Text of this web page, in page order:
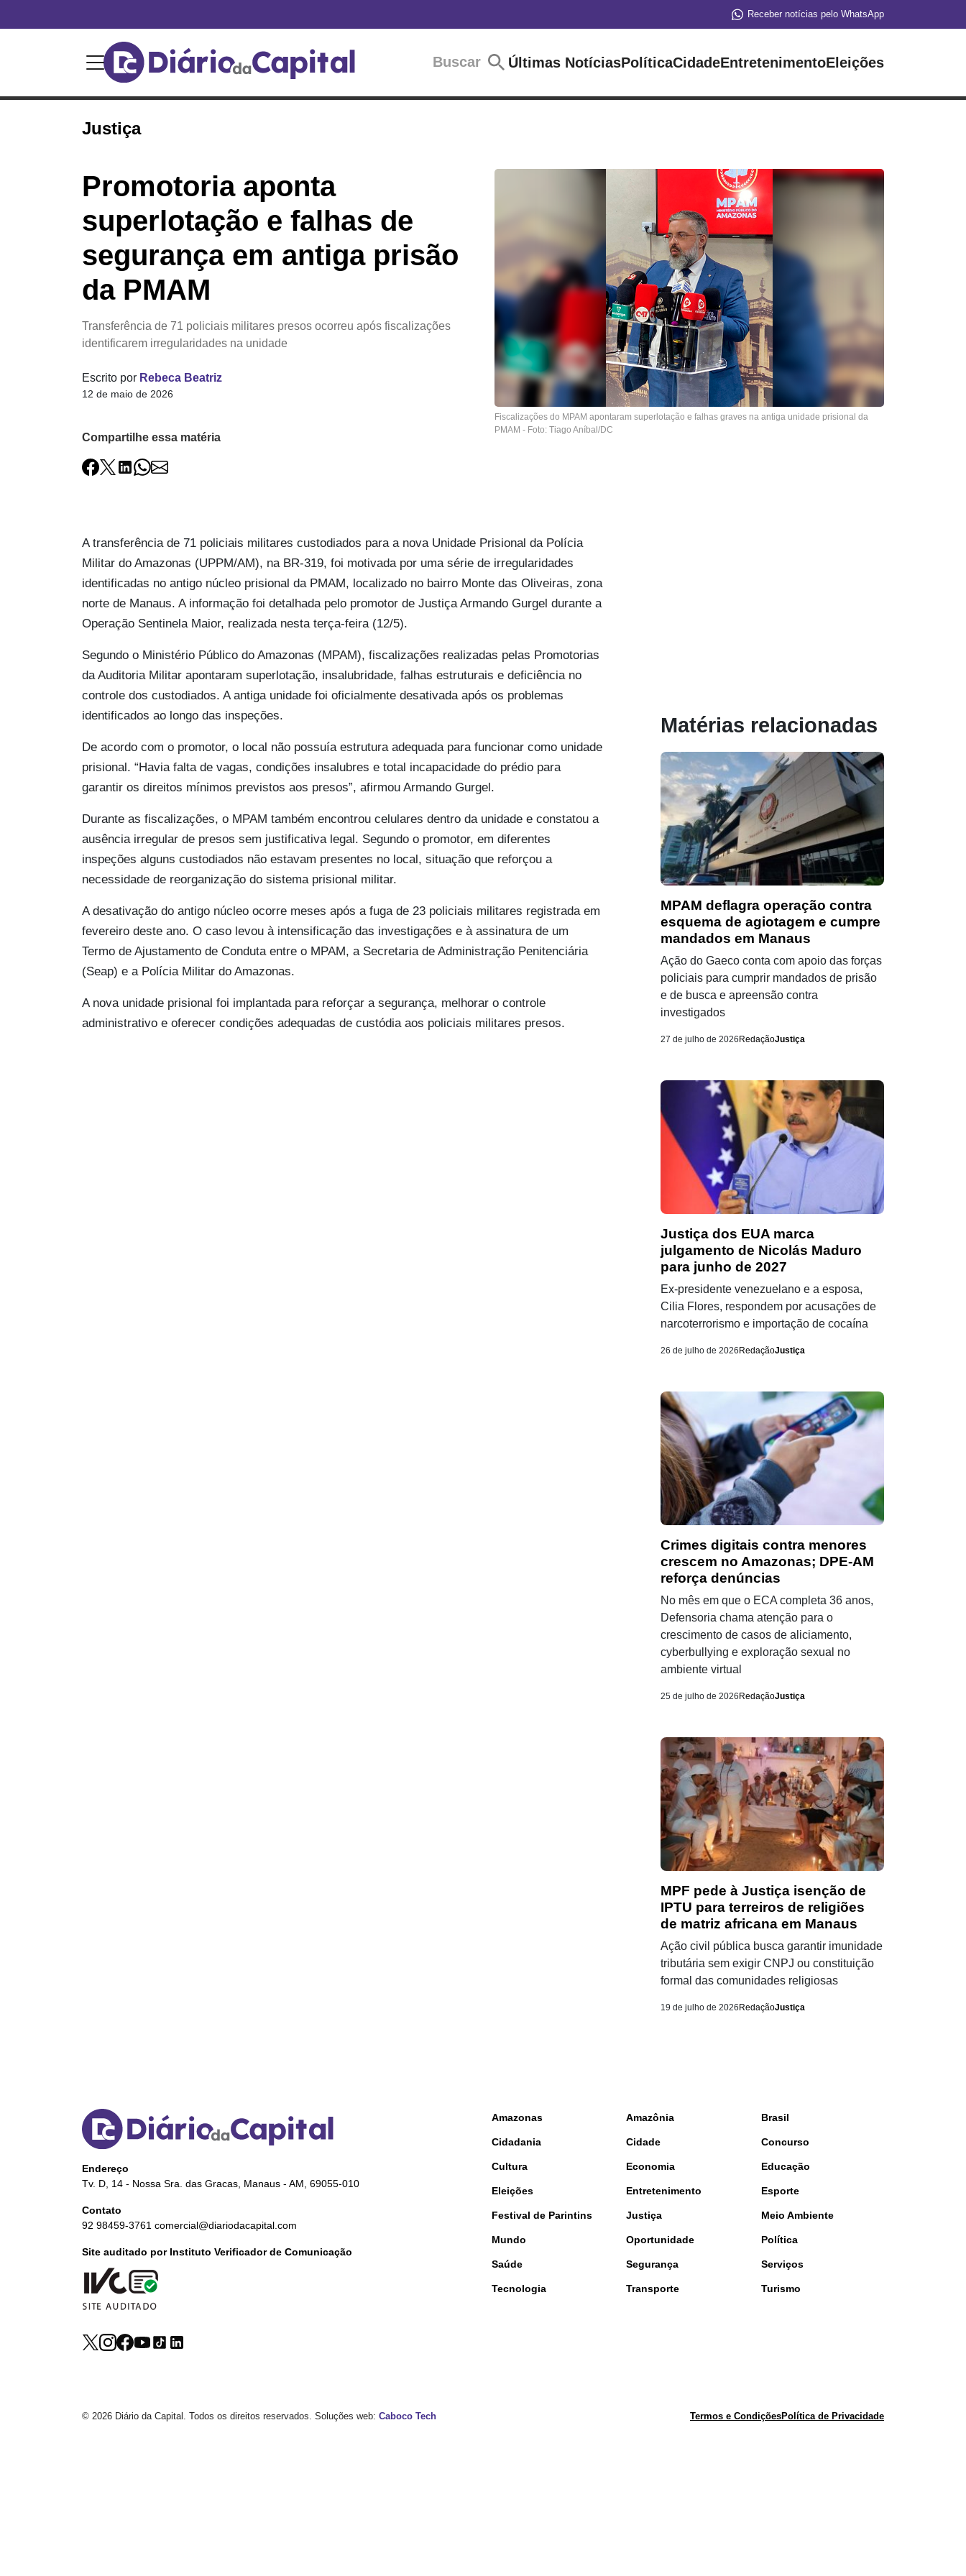
Receber notícias pelo WhatsApp
Buscar Últimas NotíciasPolíticaCidadeEntretenimentoEleições
Justiça
Promotoria aponta
superlotação e falhas de
segurança em antiga prisão
da PMAM
Transferência de 71 policiais militares presos ocorreu após fiscalizações
identificarem irregularidades na unidade
Escrito por Rebeca Beatriz
12 de maio de 2026
Compartilhe essa matéria
Fiscalizações do MPAM apontaram superlotação e falhas graves na antiga unidade prisional da
PMAM - Foto: Tiago Aníbal/DC
A transferência de 71 policiais militares custodiados para a nova Unidade Prisional da Polícia
Militar do Amazonas (UPPM/AM), na BR-319, foi motivada por uma série de irregularidades
identificadas no antigo núcleo prisional da PMAM, localizado no bairro Monte das Oliveiras, zona
norte de Manaus. A informação foi detalhada pelo promotor de Justiça Armando Gurgel durante a
Operação Sentinela Maior, realizada nesta terça-feira (12/5).
Segundo o Ministério Público do Amazonas (MPAM), fiscalizações realizadas pelas Promotorias
da Auditoria Militar apontaram superlotação, insalubridade, falhas estruturais e deficiência no
controle dos custodiados. A antiga unidade foi oficialmente desativada após os problemas
identificados ao longo das inspeções.
De acordo com o promotor, o local não possuía estrutura adequada para funcionar como unidade
prisional. “Havia falta de vagas, condições insalubres e total incapacidade do prédio para
garantir os direitos mínimos previstos aos presos”, afirmou Armando Gurgel.
Durante as fiscalizações, o MPAM também encontrou celulares dentro da unidade e constatou a
ausência irregular de presos sem justificativa legal. Segundo o promotor, em diferentes
inspeções alguns custodiados não estavam presentes no local, situação que reforçou a
necessidade de reorganização do sistema prisional militar.
A desativação do antigo núcleo ocorre meses após a fuga de 23 policiais militares registrada em
fevereiro deste ano. O caso levou à intensificação das investigações e à assinatura de um
Termo de Ajustamento de Conduta entre o MPAM, a Secretaria de Administração Penitenciária
(Seap) e a Polícia Militar do Amazonas.
A nova unidade prisional foi implantada para reforçar a segurança, melhorar o controle
administrativo e oferecer condições adequadas de custódia aos policiais militares presos.
Matérias relacionadas
MPAM deflagra operação contra
esquema de agiotagem e cumpre
mandados em Manaus
Ação do Gaeco conta com apoio das forças
policiais para cumprir mandados de prisão
e de busca e apreensão contra
investigados
27 de julho de 2026 RedaçãoJustiça
Justiça dos EUA marca
julgamento de Nicolás Maduro
para junho de 2027
Ex-presidente venezuelano e a esposa,
Cilia Flores, respondem por acusações de
narcoterrorismo e importação de cocaína
26 de julho de 2026 RedaçãoJustiça
Crimes digitais contra menores
crescem no Amazonas; DPE-AM
reforça denúncias
No mês em que o ECA completa 36 anos,
Defensoria chama atenção para o
crescimento de casos de aliciamento,
cyberbullying e exploração sexual no
ambiente virtual
25 de julho de 2026 RedaçãoJustiça
MPF pede à Justiça isenção de
IPTU para terreiros de religiões
de matriz africana em Manaus
Ação civil pública busca garantir imunidade
tributária sem exigir CNPJ ou constituição
formal das comunidades religiosas
19 de julho de 2026 RedaçãoJustiça
Endereço
Tv. D, 14 - Nossa Sra. das Gracas, Manaus - AM, 69055-010
Contato
92 98459-3761 comercial@diariodacapital.com
Site auditado por Instituto Verificador de Comunicação
Amazonas Amazônia Brasil
Cidadania Cidade Concurso
Cultura Economia Educação
Eleições Entretenimento Esporte
Festival de Parintins Justiça Meio Ambiente
Mundo Oportunidade Política
Saúde Segurança Serviços
Tecnologia Transporte Turismo
© 2026 Diário da Capital. Todos os direitos reservados. Soluções web: Caboco Tech Termos e CondiçõesPolítica de Privacidade